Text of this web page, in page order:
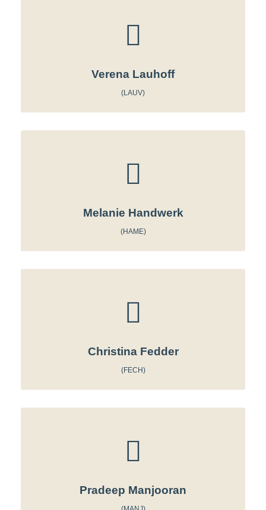
Verena Lauhoff
(LAUV)
Melanie Handwerk
(HAME)
Christina Fedder
(FECH)
Pradeep Manjooran